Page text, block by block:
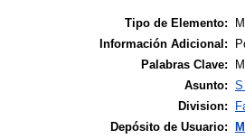
Tipo de Elemento:
Información Adicional:
Palabras Clave:
Asunto: S
Division:
Depósito de Usuario: